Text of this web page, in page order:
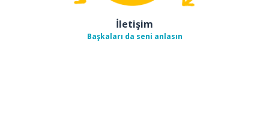
İletişim
Başkaları da seni anlasın